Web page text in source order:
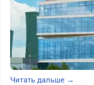
Читать дальше →